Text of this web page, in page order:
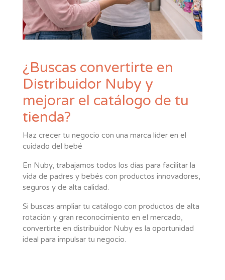
¿Buscas convertirte en
Distribuidor Nuby y
mejorar el catálogo de tu
tienda?
Haz crecer tu negocio con una marca líder en el
cuidado del bebé
En Nuby, trabajamos todos los días para facilitar la
vida de padres y bebés con productos innovadores,
seguros y de alta calidad.
Si buscas ampliar tu catálogo con productos de alta
rotación y gran reconocimiento en el mercado,
convertirte en distribuidor Nuby es la oportunidad
ideal para impulsar tu negocio.